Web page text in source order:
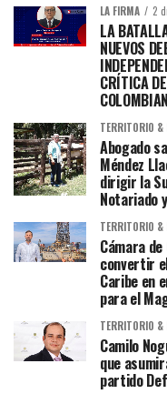
LA FIRMA 2
LA
NUEVOS
CRÍTICA
TERRITORIO &
Abogado
Méndez
dirigir la
Notariado
TERRITORIO &
Cámara
convertir
Caribe en
para el
TERRITORIO &
Camilo
que
partido